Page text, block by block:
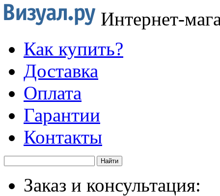
Интернет-
Как купить?
Доставка
Оплата
Гарантии
Контакты
Заказ и консультация: